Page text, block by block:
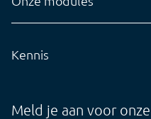
Meld je aan voor
info@visionplanner.com
Ondernemingen
Compilation
Insights
Core
Kennis
Whitepapers